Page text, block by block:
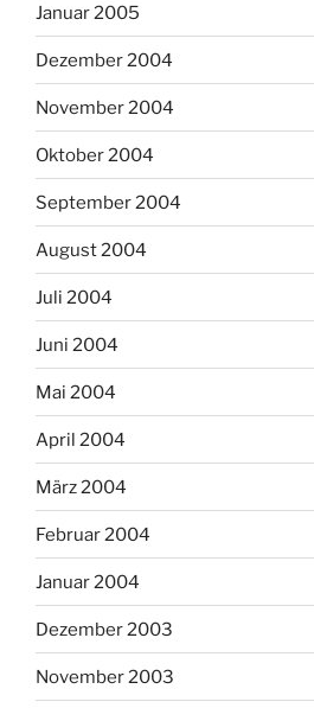
Januar 2005
Dezember 2004
November 2004
Oktober 2004
September 2004
August 2004
Juli 2004
Juni 2004
Mai 2004
April 2004
März 2004
Februar 2004
Januar 2004
Dezember 2003
November 2003